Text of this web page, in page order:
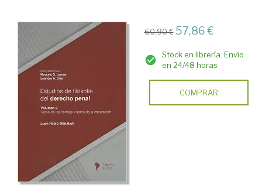
60,90 € 57,86 €
Stock en librería. Envío
en 24/48 horas
COMPRAR